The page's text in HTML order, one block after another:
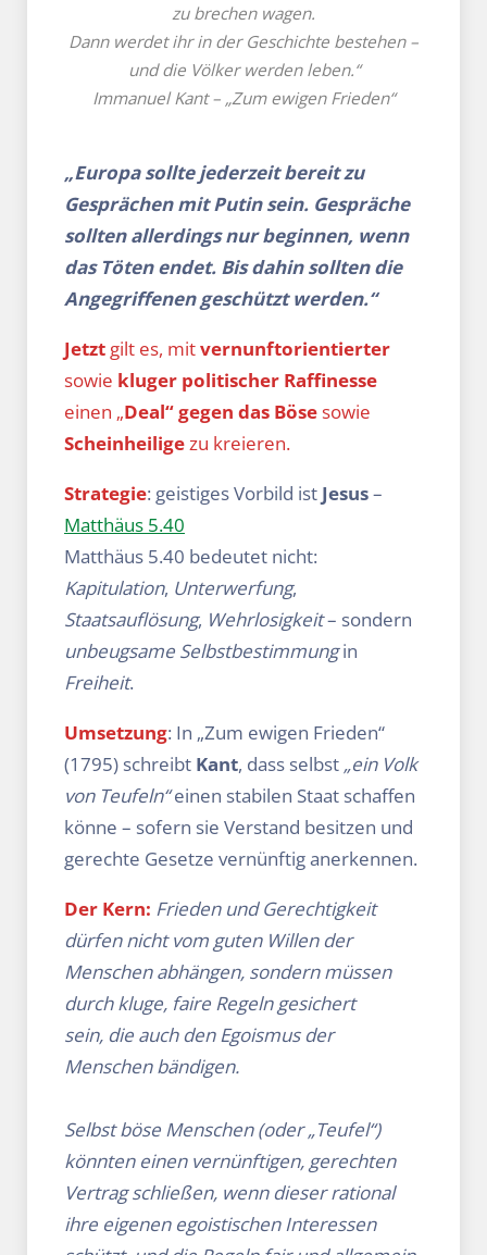
zu brechen wagen.
Dann werdet ihr in der Geschichte bestehen –
und die Völker werden leben.“
Immanuel Kant – „Zum ewigen Frieden“
„Europa sollte jederzeit bereit zu
Gesprächen mit Putin sein. Gespräche
sollten allerdings nur beginnen, wenn
das Töten endet. Bis dahin sollten die
Angegriffenen geschützt werden.“
Jetzt gilt es, mitvernunftorientierter
sowie kluger politischer Raffinesse
einen „Deal“ gegen das Bösesowie
Scheinheiligezu kreieren.
Strategie: geistiges Vorbild ist Jesus–
Matthäus 5.40
Matthäus 5.40 bedeutet nicht:
Kapitulation, Unterwerfung,
Staatsauflösung, Wehrlosigkeit– sondern
unbeugsame Selbstbestimmungin
Freiheit.
Umsetzung: In „Zum ewigen Frieden“
(1795) schreibt Kant, dass selbst „ein Volk
von Teufeln“einen stabilen Staat schaffen
könne – sofern sie Verstand besitzen und
gerechte Gesetze vernünftig anerkennen.
Der Kern: Frieden und Gerechtigkeit
dürfen nicht vom guten Willen der
Menschen abhängen, sondern müssen
durch kluge, faire Regeln gesichert
sein, die auch den Egoismus der
Menschen bändigen.
Selbst böse Menschen (oder „Teufel“)
könnten einen vernünftigen, gerechten
Vertrag schließen, wenn dieser rational
ihre eigenen egoistischen Interessen